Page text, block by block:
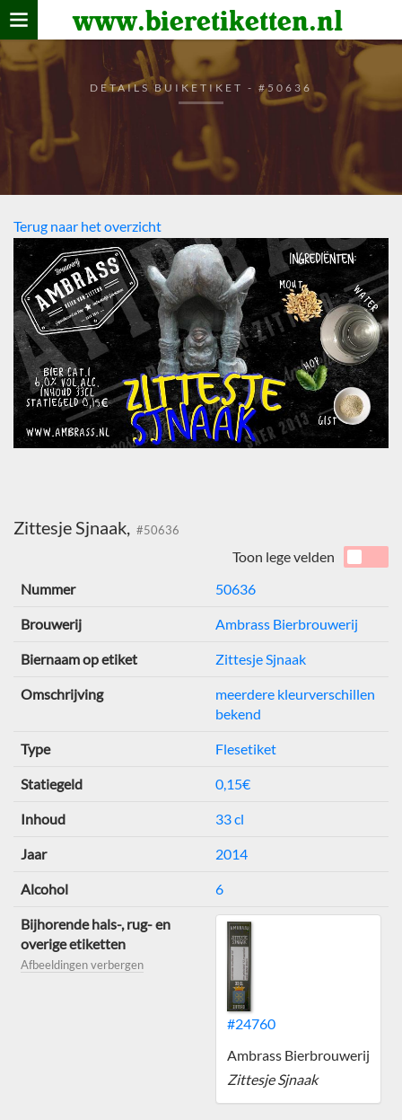
www.bieretiketten.nl
Home
verzamelen
De bierkaart
Bezoekers
DETAILS BUIKETIKET - #50636
Terug naar het overzicht
Zittesje Sjnaak, #50636
Toon lege velden
Nummer
50636
Brouwerij Ambrass Bierbrouwerij
Biernaam op etiket Zittesje Sjnaak
Omschrijving
meerdere kleurverschillen
bekend
Type Flesetiket
Statiegeld 0,15€
Inhoud 33 cl
Jaar 2014
Alcohol 6
Bijhorende hals-, rug- en
overige etiketten
Afbeeldingen verbergen
#24760
Ambrass Bierbrouwerij
Zittesje Sjnaak